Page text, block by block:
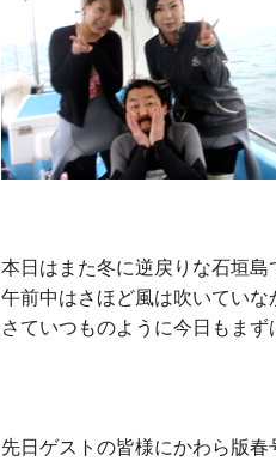
本日はまた冬に逆戻りな石垣島
午前中はさほど風は吹いていな
さていつものように今日もまず
先日ゲストの皆様にかわら版春